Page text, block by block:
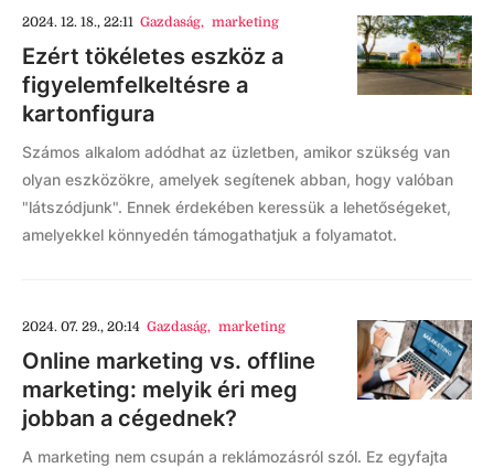
2024. 12. 18., 22:11 Gazdaság, marketing
Ezért tökéletes eszköz a
figyelemfelkeltésre a
kartonfigura
Számos alkalom adódhat az üzletben, amikor szükség van
olyan eszközökre, amelyek segítenek abban, hogy valóban
"látszódjunk". Ennek érdekében keressük a lehetőségeket,
amelyekkel könnyedén támogathatjuk a folyamatot.
2024. 07. 29., 20:14 Gazdaság, marketing
Online marketing vs. offline
marketing: melyik éri meg
jobban a cégednek?
A marketing nem csupán a reklámozásról szól. Ez egyfajta